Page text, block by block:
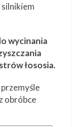
wycinania
łososia.
obróbce